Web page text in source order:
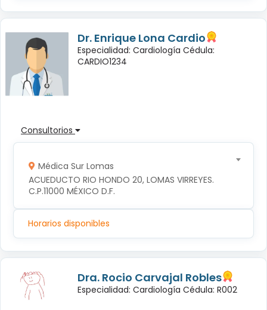
Dr. Enrique Lona Cardio
Especialidad: Cardiología Cédula:
CARDIO1234
Consultorios
Médica Sur Lomas
ACUEDUCTO RIO HONDO 20, LOMAS VIRREYES.
C.P.11000 MÉXICO D.F.
Horarios disponibles
Dra. Rocio Carvajal Robles
Especialidad: Cardiología Cédula: R002